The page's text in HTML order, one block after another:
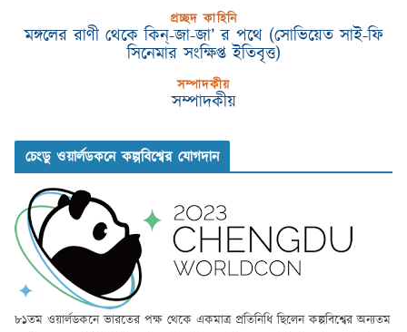
প্রচ্ছদ কাহিনি
মঙ্গলের রাণী থেকে কিন্-জা-জা’ র পথে (সোভিয়েত সাই-ফি
সিনেমার সংক্ষিপ্ত ইতিবৃত্ত)
সম্পাদকীয়
সম্পাদকীয়
চেংডু ওয়ার্লডকনে কল্পবিশ্বের যোগদান
৮১তম ওয়ার্লডকনে ভারতের পক্ষ থেকে একমাত্র প্রতিনিধি ছিলেন কল্পবিশ্বের অন্যতম